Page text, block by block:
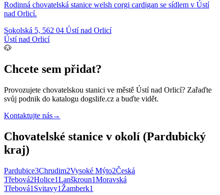
Rodinná chovatelská stanice welsh corgi cardigan se sídlem v Ústí
nad Orlicí.
Sokolská 5, 562 04 Ústí nad Orlicí
Ústí nad Orlicí
🐶
Chcete sem přidat?
Provozujete chovatelskou stanici ve městě Ústí nad Orlicí? Zařaďte
svůj podnik do katalogu dogslife.cz a buďte vidět.
Kontaktujte nás→
Chovatelské stanice v okolí (Pardubický
kraj)
Pardubice3Chrudim2Vysoké Mýto2Česká
Třebová2Holice1Lanškroun1Moravská
Třebová1 Svitavy1 Žamberk1